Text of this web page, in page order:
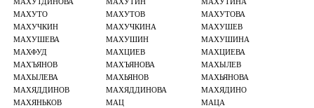
МАХУТДИНОВА
МАХУТИН
МАХУТИНА
МАХУТО
МАХУТОВ
МАХУТОВА
МАХУЧКИН
МАХУЧКИНА
МАХУШЕВ
МАХУШЕВА
МАХУШИН
МАХУШИНА
МАХФУД
МАХЦИЕВ
МАХЦИЕВА
МАХЪЯНОВ
МАХЪЯНОВА
МАХЫЛЕВ
МАХЫЛЕВА
МАХЬЯНОВ
МАХЬЯНОВА
МАХЯДДИНОВ
МАХЯДДИНОВА
МАХЯДИНО
МАХЯНЬКОВ
МАЦ
МАЦА